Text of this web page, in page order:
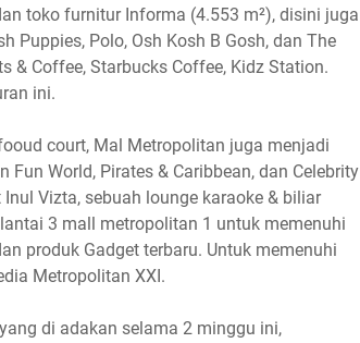
toko furnitur Informa (4.553 m²), disini juga
Puppies, Polo, Osh Kosh B Gosh, dan The
& Coffee, Starbucks Coffee, Kidz Station.
ini.
court, Mal Metropolitan juga menjadi
World, Pirates & Caribbean, dan Celebrity
Vizta, sebuah lounge karaoke & biliar
3 mall metropolitan 1 untuk memenuhi
produk Gadget terbaru. Untuk memenuhi
Metropolitan XXI.
di adakan selama 2 minggu ini,